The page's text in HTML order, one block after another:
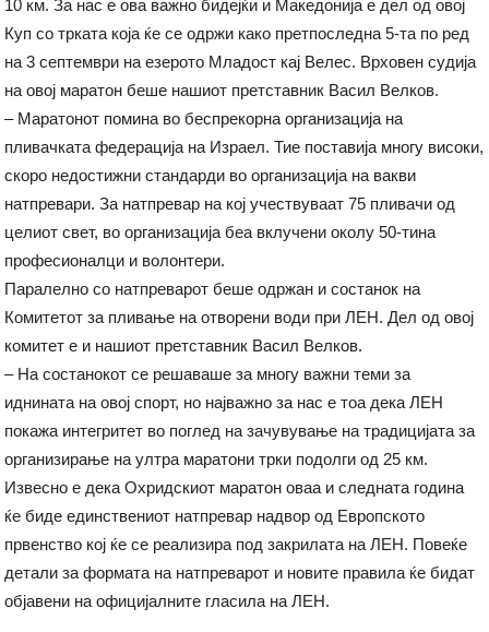
10 км. За нас е ова важно бидејќи и Македонија е дел од овој
Куп со трката која ќе се одржи како претпоследна 5-та по ред
на 3 септември на езерото Младост кај Велес. Врховен судија
на овој маратон беше нашиот претставник Васил Велков.
– Маратонот помина во беспрекорна организација на
пливачката федерација на Израел. Тие поставија многу високи,
скоро недостижни стандарди во организација на вакви
натпревари. За натпревар на кој учествуваат 75 пливачи од
целиот свет, во организација беа вклучени околу 50-тина
професионалци и волонтери.
Паралелно со натпреварот беше одржан и состанок на
Комитетот за пливање на отворени води при ЛЕН. Дел од овој
комитет е и нашиот претставник Васил Велков.
– На состанокот се решаваше за многу важни теми за
иднината на овој спорт, но најважно за нас е тоа дека ЛЕН
покажа интегритет во поглед на зачувување на традицијата за
организирање на ултра маратони трки подолги од 25 км.
Извесно е дека Охридскиот маратон оваа и следната година
ќе биде единствениот натпревар надвор од Европското
првенство кој ќе се реализира под закрилата на ЛЕН. Повеќе
детали за формата на натпреварот и новите правила ќе бидат
објавени на официјалните гласила на ЛЕН.